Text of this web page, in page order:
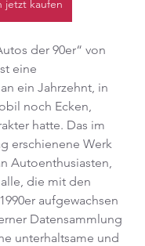
jetzt kaufen
der 90er“ von
eine
ein Jahrzehnt, in
noch Ecken,
hatte. Das im
erschienene Werk
Autoenthusiasten,
die mit den
aufgewachsen
Datensammlung
unterhaltsame und